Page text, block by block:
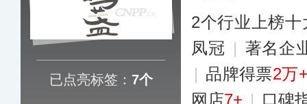
已点亮标签： 7个
2个行业上榜十
凤冠 | 著名企
| 品牌得票2万
网店7+ | 口碑